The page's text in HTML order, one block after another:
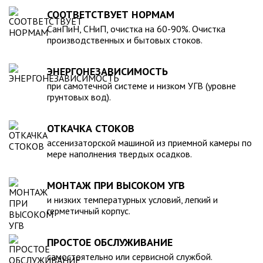
для машины. При подборе септика нужно рассчитать объем
стоков в зависимости от количества пользователей и
возможности залпового слива.
устойчивость к воздействию любых агрессивных веществ.
2. Возможность использования при больших перепадах
температуры, в том числе при очень низких в зимний
период. 3. Долговечность – срок эксплуатации исчисляется
устанавливается на подготовленном месте в течение
нескольких часов. 5. Простота обслуживания.В
ассортименте продукции, реализуемой нашей компанией –
пластиковые и стеклопластиковые изделия, изготовленные
в полном соответствии с Государственными стандартами,
санитарно-гигиеническими и другими нормативами.
СООТВЕТСТВУЕТ НОРМАМ
СанПиН, СНиП, очистка на 60-90%. Очистка
производственных и бытовых стоков.
ЭНЕРГОНЕЗАВИСИМОСТЬ
при самотечной системе и низком УГВ (уровне
грунтовых вод).
ОТКАЧКА СТОКОВ
ассенизаторской машиной из приемной камеры по
мере наполнения твердых осадков.
МОНТАЖ ПРИ ВЫСОКОМ УГВ
и низких температурных условий, легкий и
герметичный корпус.
ПРОСТОЕ ОБСЛУЖИВАНИЕ
самостоятельно или сервисной службой.